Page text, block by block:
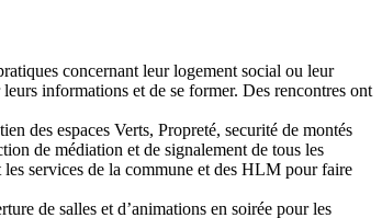
concernant leur logement social ou leur
informations et de se former. Des rencontres ont
des espaces Verts, Propreté, securité de montés
de médiation et de signalement de tous les
services de la commune et des HLM pour faire
de salles et d’animations en soirée pour les